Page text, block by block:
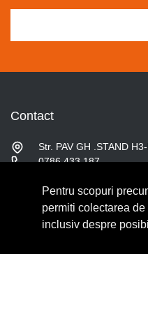
Contact
Str. PAV GH .STAND
0786.433.187
Luni-Vineri: 9:00 - 17:00
Sambata: 9:00 - 14:00
Pentru scopuri
permiti colectarea
inclusiv despre